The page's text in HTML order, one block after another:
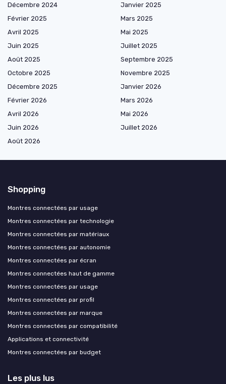
Décembre 2024
Janvier 2025
Février 2025
Mars 2025
Avril 2025
Mai 2025
Juin 2025
Juillet 2025
Août 2025
Septembre 2025
Octobre 2025
Novembre 2025
Décembre 2025
Janvier 2026
Février 2026
Mars 2026
Avril 2026
Mai 2026
Juin 2026
Juillet 2026
Août 2026
Shopping
Montres connectées par usage
Montres connectées par technologie
Montres connectées par matériaux
Montres connectées par autonomie
Montres connectées par écran
Montres connectées haut de gamme
Montres connectées par usage
Montres connectées par profil
Montres connectées par marque
Montres connectées par compatibilité
Applications et connectivité
Montres connectées par budget
Les plus lus